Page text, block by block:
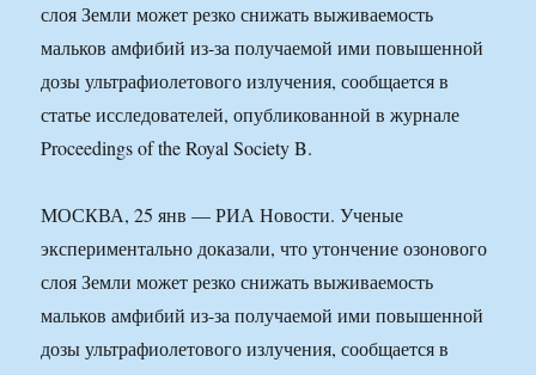
слоя Земли может резко снижать выживаемость
мальков амфибий из-за получаемой ими повышенной
дозы ультрафиолетового излучения, сообщается в
статье исследователей, опубликованной в журнале
Proceedings of the Royal Society B.
МОСКВА, 25 янв — РИА Новости. Ученые
экспериментально доказали, что утончение озонового
слоя Земли может резко снижать выживаемость
мальков амфибий из-за получаемой ими повышенной
дозы ультрафиолетового излучения, сообщается в